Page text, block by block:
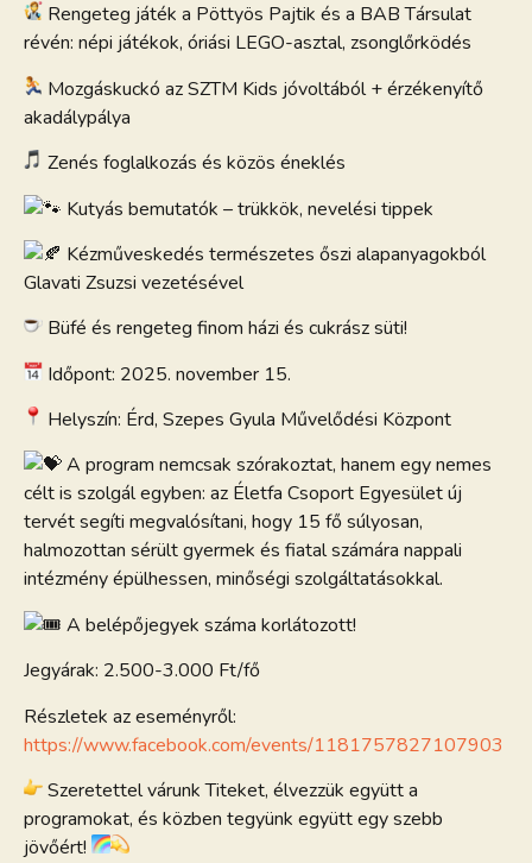
Rengeteg játék a Pöttyös Pajtik és a BAB Társulat
révén: népi játékok, óriási LEGO-asztal, zsonglőrködés
Mozgáskuckó az SZTM Kids jóvoltából + érzékenyítő
akadálypálya
Zenés foglalkozás és közös éneklés
Kutyás bemutatók – trükkök, nevelési tippek
Kézműveskedés természetes őszi alapanyagokból
Glavati Zsuzsi vezetésével
Büfé és rengeteg finom házi és cukrász süti!
Időpont: 2025. november 15.
Helyszín: Érd, Szepes Gyula Művelődési Központ
A program nemcsak szórakoztat, hanem egy nemes
célt is szolgál egyben: az Életfa Csoport Egyesület új
tervét segíti megvalósítani, hogy 15 fő súlyosan,
halmozottan sérült gyermek és fiatal számára nappali
intézmény épülhessen, minőségi szolgáltatásokkal.
A belépőjegyek száma korlátozott!
Jegyárak: 2.500-3.000 Ft/fő
Részletek az eseményről:
https://www.facebook.com/events/1181757827107903
Szeretettel várunk Titeket, élvezzük együtt a
programokat, és közben tegyünk együtt egy szebb
jövőért!